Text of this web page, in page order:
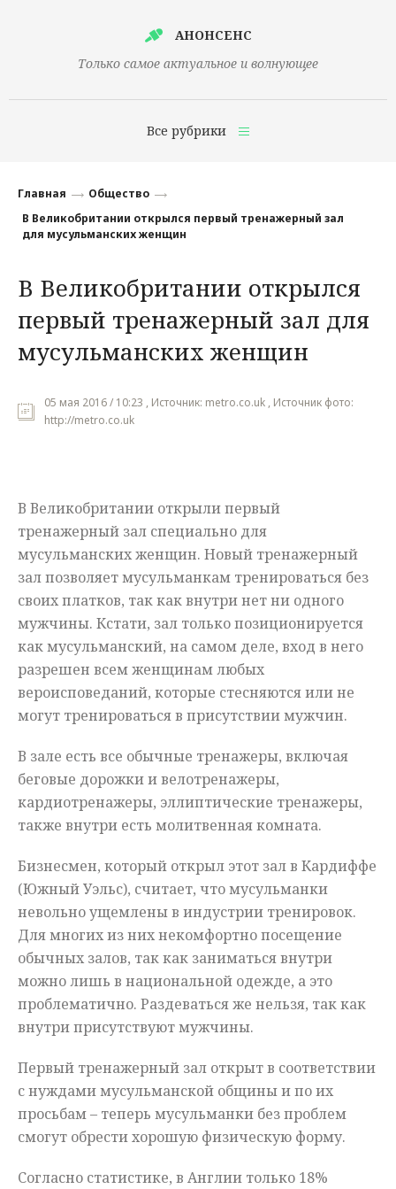
АНОНСЕНС
Только самое актуальное и волнующее
Все рубрики
Финансы
Наука
Культура
Общество
Мнения
Главная
Общество
В Великобритании открылся первый тренажерный зал
для мусульманских женщин
В Великобритании открылся
первый тренажерный зал для
мусульманских женщин
05 мая 2016 / 10:23 , Источник: metro.co.uk , Источник фото:
http://metro.co.uk
В Великобритании открыли первый
тренажерный зал специально для
мусульманских женщин. Новый тренажерный
зал позволяет мусульманкам тренироваться без
своих платков, так как внутри нет ни одного
мужчины. Кстати, зал только позиционируется
как мусульманский, на самом деле, вход в него
разрешен всем женщинам любых
вероисповеданий, которые стесняются или не
могут тренироваться в присутствии мужчин.
В зале есть все обычные тренажеры, включая
беговые дорожки и велотренажеры,
кардиотренажеры, эллиптические тренажеры,
также внутри есть молитвенная комната.
Бизнесмен, который открыл этот зал в Кардиффе
(Южный Уэльс), считает, что мусульманки
невольно ущемлены в индустрии тренировок.
Для многих из них некомфортно посещение
обычных залов, так как заниматься внутри
можно лишь в национальной одежде, а это
проблематично. Раздеваться же нельзя, так как
внутри присутствуют мужчины.
Первый тренажерный зал открыт в соответствии
с нуждами мусульманской общины и по их
просьбам – теперь мусульманки без проблем
смогут обрести хорошую физическую форму.
Согласно статистике, в Англии только 18%